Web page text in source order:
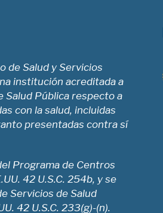
de Salud y Servicios
institución acreditada a
Salud Pública respecto a
con la salud, incluidas
presentadas contra sí
Programa de Centros
42 U.S.C. 254b, y se
Servicios de Salud
42 U.S.C. 233(g)-(n).